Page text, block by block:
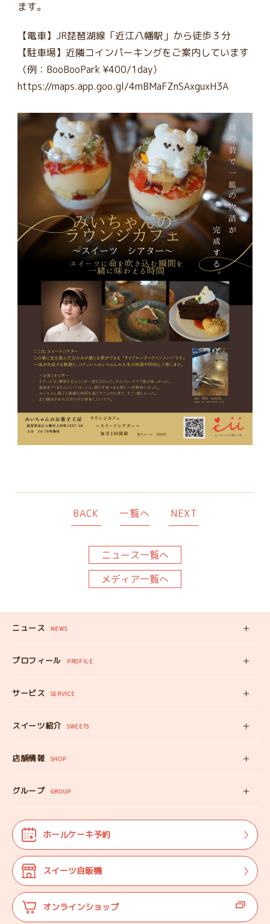
ます。
【電車】JR琵琶湖線「近江八幡駅」から徒歩３分
【駐車場】近隣コインパーキングをご案内しています
（例：BooBooPark ¥400/1day）
https://maps.app.goo.gl/4mBMaFZnSAxguxH3A
BACK 一覧へ NEXT
ニュース一覧へ
メディア一覧へ
ホールケーキ予約
スイーツ自販機
オンラインショップ
ニュース NEWS
新着記事
プロフィール PROFILE
みいちゃんのプロフィール
みいちゃんママの
サービス SERVICE
スイーツ自販機
工房見学
みいちゃんのSDGS
お仕事体験
よくある質問
スイーツ紹介 SWEETS
みいちゃんのスイーツ
オンラインショップ
店舗情報 SHOP
店舗情報
マップ
法人･団体様向け
ご案内
代表プロフィール
登壇実績
グループ GROUP
株式会社TANEBI
Shining Children
自分探しを